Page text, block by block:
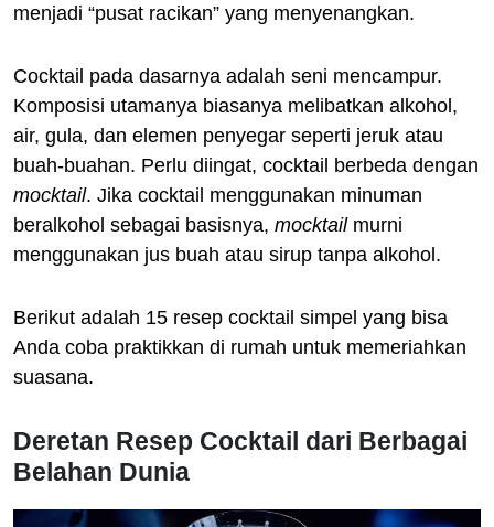
menjadi “pusat racikan” yang menyenangkan.
Cocktail pada dasarnya adalah seni mencampur.
Komposisi utamanya biasanya melibatkan alkohol,
air, gula, dan elemen penyegar seperti jeruk atau
buah-buahan. Perlu diingat, cocktail berbeda dengan
mocktail. Jika cocktail menggunakan minuman
beralkohol sebagai basisnya, mocktailmurni
menggunakan jus buah atau sirup tanpa alkohol.
Berikut adalah 15 resep cocktail simpel yang bisa
Anda coba praktikkan di rumah untuk memeriahkan
suasana.
Deretan Resep Cocktail dari Berbagai
Belahan Dunia